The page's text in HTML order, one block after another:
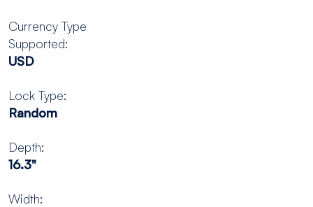
Currency Type
Supported:
USD
Lock Type:
Random
Depth:
16.3"
Width: